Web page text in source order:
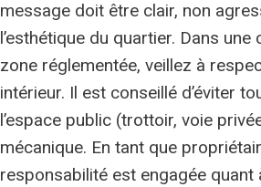
message doit être clair, non
l’esthétique du quartier. Dans
zone réglementée, veillez à
intérieur. Il est conseillé d’éviter
l’espace public (trottoir, voie
mécanique. En tant que
responsabilité est engagée quant